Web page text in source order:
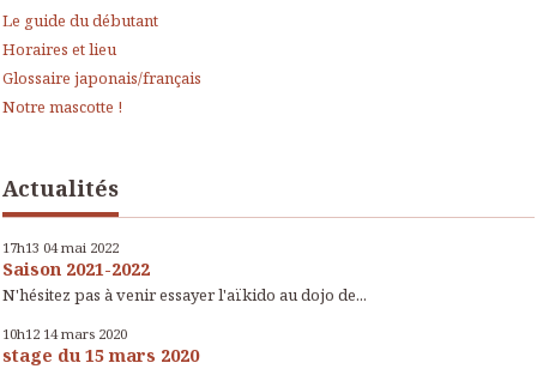
Le guide du débutant
Horaires et lieu
Glossaire japonais/français
Notre mascotte !
Actualités
17h13 04 mai 2022
Saison 2021-2022
N'hésitez pas à venir essayer l'aïkido au dojo de...
10h12 14 mars 2020
stage du 15 mars 2020